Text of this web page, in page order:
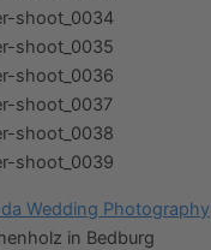
Wedding Photography
in Bedburg